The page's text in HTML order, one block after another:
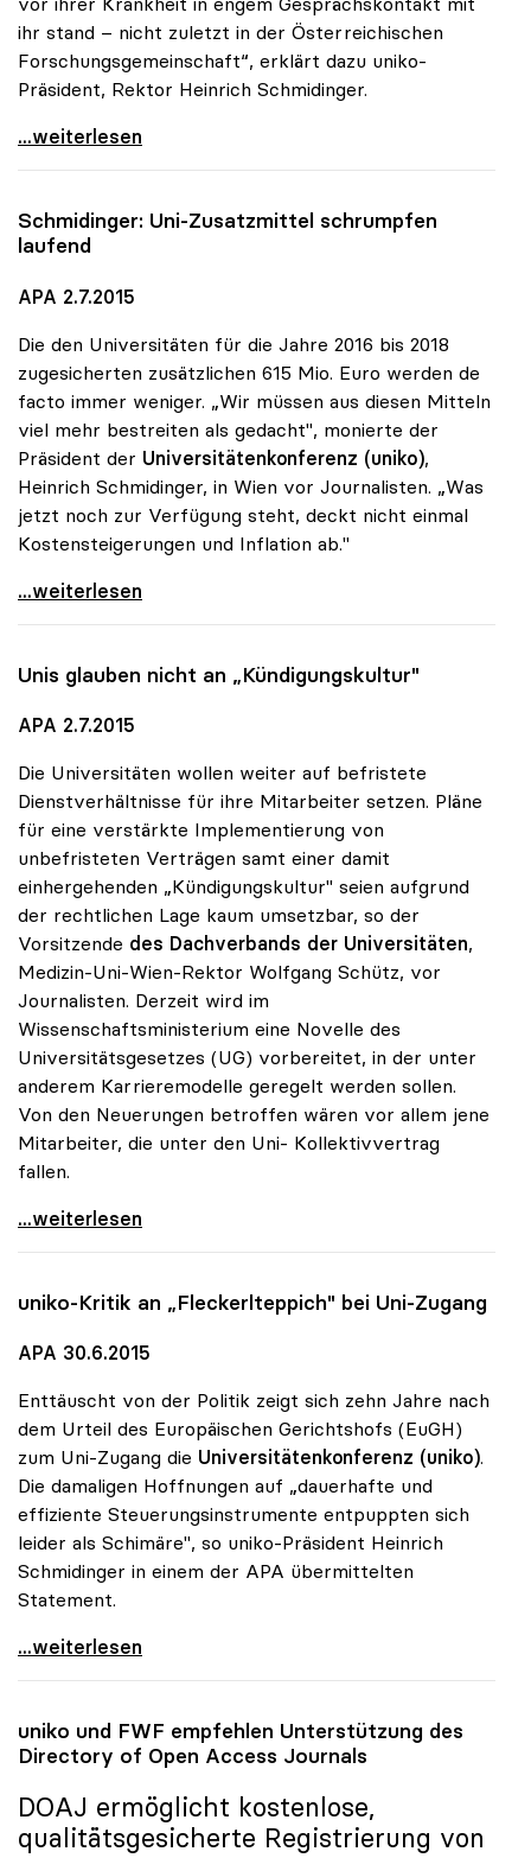
ihr stand – nicht zuletzt in der Österreichischen
Forschungsgemeinschaft“, erklärt dazu uniko-
Präsident, Rektor Heinrich Schmidinger.
uniko-Präsident zum Tod von Katharina
...weiterlesen
Schmidinger: Uni-Zusatzmittel schrumpfen
laufend
APA 2.7.2015
Die den Universitäten für die Jahre 2016 bis 2018
zugesicherten zusätzlichen 615 Mio. Euro werden de
facto immer weniger. „Wir müssen aus diesen Mitteln
viel mehr bestreiten als gedacht", monierte der
Präsident der Universitätenkonferenz (uniko),
Heinrich Schmidinger, in Wien vor Journalisten. „Was
jetzt noch zur Verfügung steht, deckt nicht einmal
Kostensteigerungen und Inflation ab."
Schmidinger: Uni-Zusatzmittel schrumpfen laufend
...weiterlesen
Unis glauben nicht an „Kündigungskultur"
APA 2.7.2015
Die Universitäten wollen weiter auf befristete
Dienstverhältnisse für ihre Mitarbeiter setzen. Pläne
für eine verstärkte Implementierung von
unbefristeten Verträgen samt einer damit
einhergehenden „Kündigungskultur" seien aufgrund
der rechtlichen Lage kaum umsetzbar, so der
Vorsitzende des Dachverbands der Universitäten,
Medizin-Uni-Wien-Rektor Wolfgang Schütz, vor
Journalisten. Derzeit wird im
Wissenschaftsministerium eine Novelle des
Universitätsgesetzes (UG) vorbereitet, in der unter
anderem Karrieremodelle geregelt werden sollen.
Von den Neuerungen betroffen wären vor allem jene
Mitarbeiter, die unter den Uni- Kollektivvertrag
fallen.
Unis glauben nicht an „Kündigungskultur\"
...weiterlesen
uniko-Kritik an „Fleckerlteppich" bei Uni-Zugang
APA 30.6.2015
Enttäuscht von der Politik zeigt sich zehn Jahre nach
dem Urteil des Europäischen Gerichtshofs (EuGH)
zum Uni-Zugang die Universitätenkonferenz (uniko).
Die damaligen Hoffnungen auf „dauerhafte und
effiziente Steuerungsinstrumente entpuppten sich
leider als Schimäre", so uniko-Präsident Heinrich
Schmidinger in einem der APA übermittelten
Statement.
uniko-Kritik an „Fleckerlteppich\" bei Uni-Zugang
...weiterlesen
uniko und FWF empfehlen Unterstützung des
Directory of Open Access Journals
DOAJ ermöglicht kostenlose,
qualitätsgesicherte Registrierung von